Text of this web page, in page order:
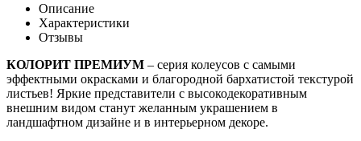
Описание
Характеристики
Отзывы
КОЛОРИТ ПРЕМИУМ – серия колеусов с самыми
эффектными окрасками и благородной бархатистой текстурой
листьев! Яркие представители с высокодекоративным
внешним видом станут желанным украшением в
ландшафтном дизайне и в интерьерном декоре.